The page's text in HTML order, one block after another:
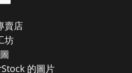
賣店
坊
的圖片